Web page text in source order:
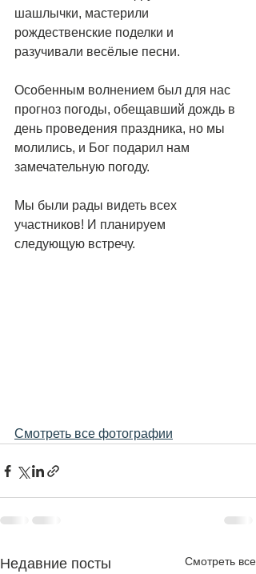
шашлычки, мастерили
рождественские поделки и
разучивали весёлые песни.
Особенным волнением был для нас
прогноз погоды, обещавший дождь в
день проведения праздника, но мы
молились, и Бог подарил нам
замечательную погоду.
Мы были рады видеть всех
участников! И планируем
следующую встречу.
Смотреть все фотографии
Недавние посты Смотреть все